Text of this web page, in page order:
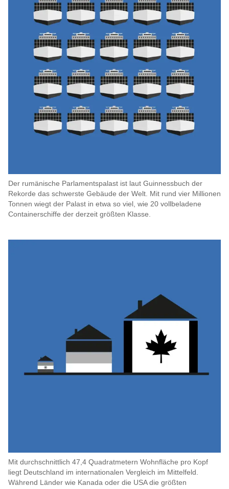
Der rumänische Parlamentspalast ist laut Guinnessbuch der
Rekorde das schwerste Gebäude der Welt. Mit rund vier Millionen
Tonnen wiegt der Palast in etwa so viel, wie 20 vollbeladene
Containerschiffe der derzeit größten Klasse.
Mit durchschnittlich 47,4 Quadratmetern Wohnfläche pro Kopf
liegt Deutschland im internationalen Vergleich im Mittelfeld.
Während Länder wie Kanada oder die USA die größten